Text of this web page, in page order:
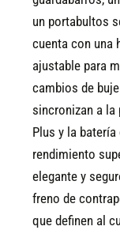
un portabultos
cuenta con una
ajustable para
cambios de
sincronizan a
Plus y la batería
rendimiento
elegante y
freno de
que definen al